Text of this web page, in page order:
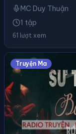
MC Duy Thuận
1 tập
61 lượt xem
Truyện Ma